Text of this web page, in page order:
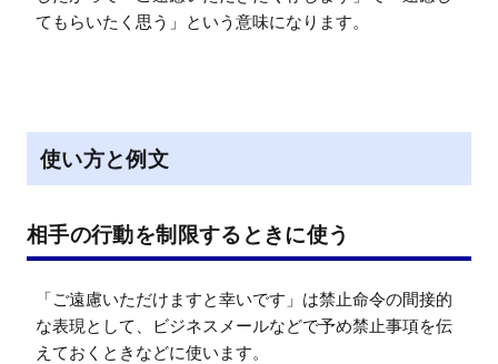
てもらいたく思う」という意味になります。
使い方と例文
相手の行動を制限するときに使う
「ご遠慮いただけますと幸いです」は禁止命令の間接的
な表現として、ビジネスメールなどで予め禁止事項を伝
えておくときなどに使います。